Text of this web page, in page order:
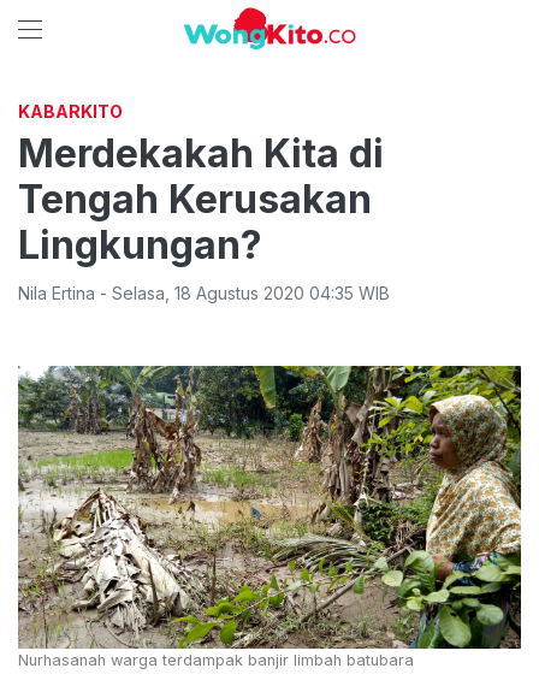
KABARKITO
Merdekakah Kita di
Tengah Kerusakan
Lingkungan?
Nila Ertina - Selasa 18 Agustus 2020 04:35 WIB
Nurhasanah warga terdampak banjir limbah batubara